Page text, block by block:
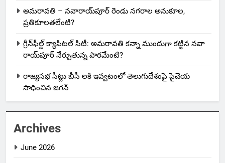
అమరావతి – నవారాయ్‌పూర్ రెండు నగరాల అనుకూల,
ప్రతికూలతలేంటి?
గ్రీన్‌ఫీల్డ్ క్యాపిటల్ సిటీ: అమరావతి కన్నా ముందుగా కట్టిన నవా
రాయ్‌పూర్ నేర్పుతున్న పాఠమేంటి?
రాజ్యసభ సీట్లు బీసీ లకి ఇవ్వటంలో తెలుగుదేశంపై పైచెయ
సాధించిన జగన్
Archives
June 2026